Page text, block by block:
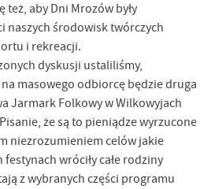
też, aby Dni Mrozów były
naszych środowisk twórczych
i rekreacji.
dyskusji ustaliliśmy,
masowego odbiorcę będzie druga
Jarmark Folkowy w Wilkowyjach
że są to pieniądze wyrzucone
niezrozumieniem celów jakie
wróciły całe rodziny
z wybranych części programu